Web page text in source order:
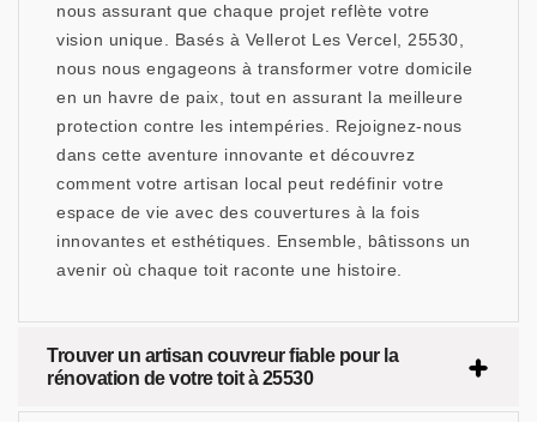
nous assurant que chaque projet reflète votre
vision unique. Basés à Vellerot Les Vercel, 25530,
nous nous engageons à transformer votre domicile
en un havre de paix, tout en assurant la meilleure
protection contre les intempéries. Rejoignez-nous
dans cette aventure innovante et découvrez
comment votre artisan local peut redéfinir votre
espace de vie avec des couvertures à la fois
innovantes et esthétiques. Ensemble, bâtissons un
avenir où chaque toit raconte une histoire.
Trouver un artisan couvreur fiable pour la
rénovation de votre toit à 25530